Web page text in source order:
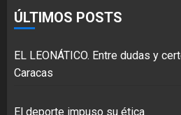
ÚLTIMOS POSTS
EL LEONÁTICO. Entre dudas y
Caracas
El deporte impuso su ética